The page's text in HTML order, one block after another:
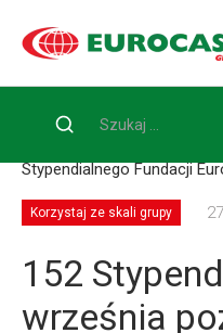
Home Blog
Stypendystów! 20
Stypendialnego Fundacji
Korzystaj ze skali grupy
152
września